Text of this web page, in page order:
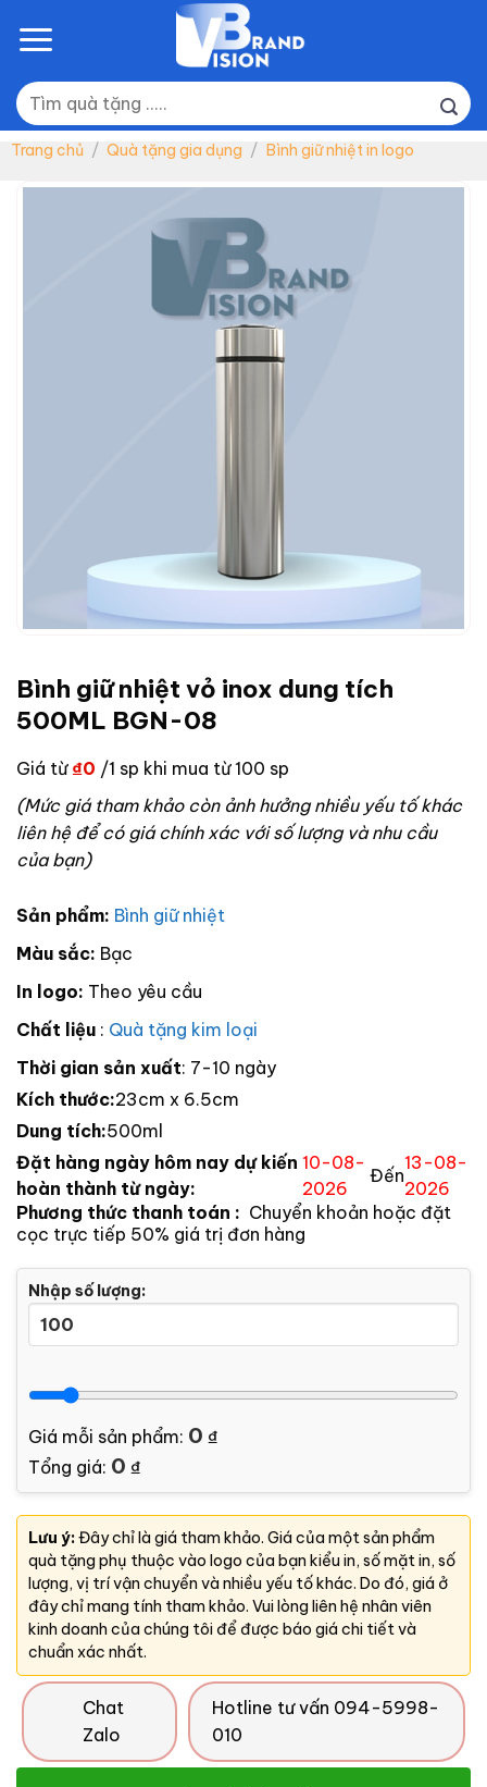
Tìm
kiếm:
Trang chủ / Quà tặng gia dụng / Bình giữ nhiệt in logo
Bình giữ nhiệt vỏ inox dung tích
500ML BGN-08
Giá từ ₫0 /1 sp khi mua từ 100 sp
(Mức giá tham khảo còn ảnh hưởng nhiều yếu tố khác
liên hệ để có giá chính xác với số lượng và nhu cầu
của bạn)
Sản phẩm: Bình giữ nhiệt
Màu sắc: Bạc
In logo: Theo yêu cầu
Chất liệu : Quà tặng kim loại
Thời gian sản xuất: 7-10 ngày
Kích thước:23cm x 6.5cm
Dung tích:500ml
Đặt hàng ngày hôm nay dự kiến
hoàn thành từ ngày:
10-08-
2026
Đến
13-08-
2026
Phương thức thanh toán : Chuyển khoản hoặc đặt
cọc trực tiếp 50% giá trị đơn hàng
Nhập số lượng:
Giá mỗi sản phẩm: 0 ₫
Tổng giá: 0 ₫
Lưu ý:Đây chỉ là giá tham khảo. Giá của một sản phẩm
quà tặng phụ thuộc vào logo của bạn kiểu in, số mặt in, số
lượng, vị trí vận chuyển và nhiều yếu tố khác. Do đó, giá ở
đây chỉ mang tính tham khảo. Vui lòng liên hệ nhân viên
kinh doanh của chúng tôi để được báo giá chi tiết và
chuẩn xác nhất.
Chat
Zalo
Hotline tư vấn 094-5998-
010